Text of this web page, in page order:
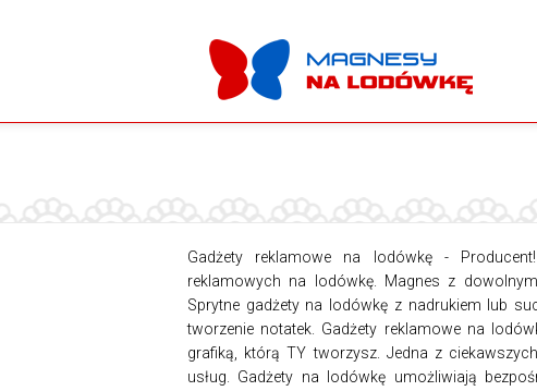
Gadżety reklamowe na lodówkę -
reklamowych na lodówkę. Magnes z
Sprytne gadżety na lodówkę z nadrukiem lub
tworzenie notatek. Gadżety reklamowe na
grafiką, którą TY tworzysz. Jedna z
usług. Gadżety na lodówkę umożliwiają